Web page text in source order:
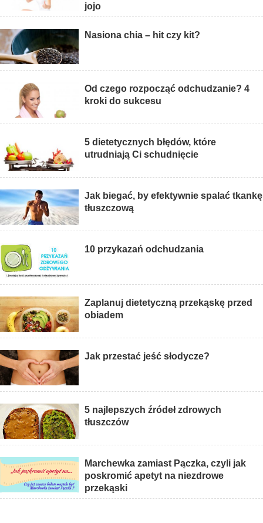
jojo
Nasiona chia – hit czy kit?
Od czego rozpocząć odchudzanie? 4
kroki do sukcesu
5 dietetycznych błędów, które
utrudniają Ci schudnięcie
Jak biegać, by efektywnie spalać tkankę
tłuszczową
10 przykazań odchudzania
Zaplanuj dietetyczną przekąskę przed
obiadem
Jak przestać jeść słodycze?
5 najlepszych źródeł zdrowych
tłuszczów
Marchewka zamiast Pączka, czyli jak
poskromić apetyt na niezdrowe
przekąski